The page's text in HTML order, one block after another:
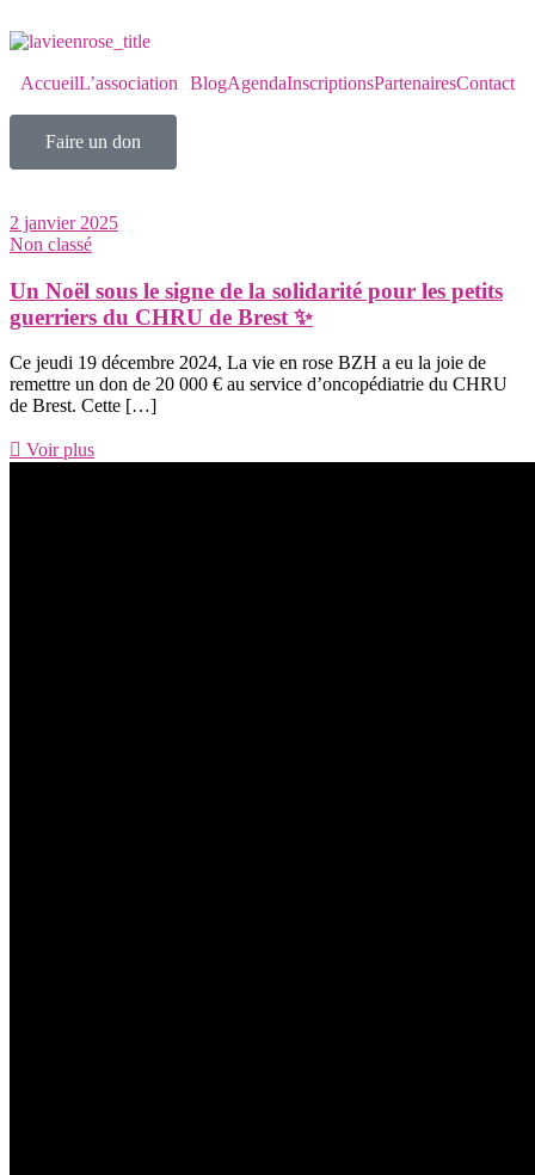
AccueilL’association BlogAgendaInscriptionsPartenairesContact
Faire un don
2 janvier 2025
Non classé
Un Noël sous le signe de la solidarité pour les petits
guerriers du CHRU de Brest ✨
Ce jeudi 19 décembre 2024, La vie en rose BZH a eu la joie de
remettre un don de 20 000 € au service d’oncopédiatrie du CHRU
de Brest. Cette […]
Voir plus